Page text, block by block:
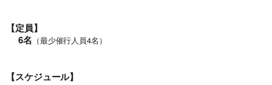
【定員】
6名 （最少催行人員4名）
【スケジュール】